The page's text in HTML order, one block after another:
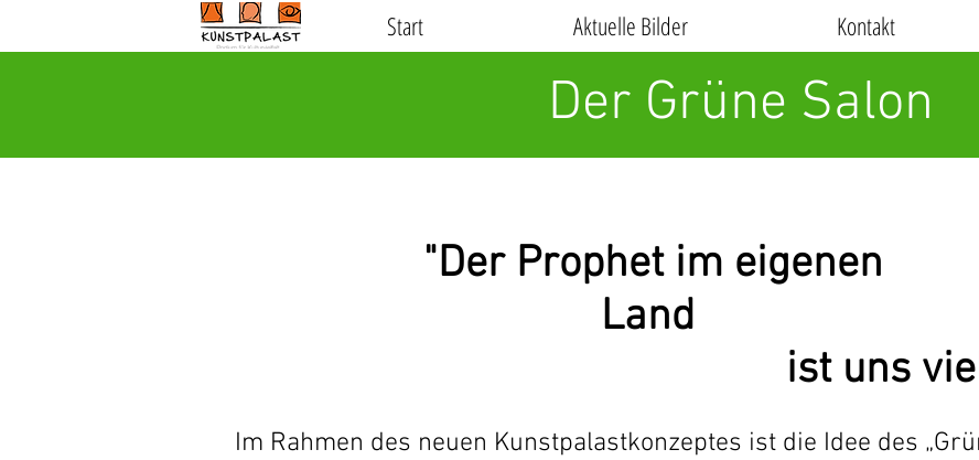
Start Aktuelle Bilder Kontakt
Der Grüne Salon
"Der Prophet im eigenen
Land
ist uns
Im Rahmen des neuen Kunstpalastkonzeptes ist die Idee des